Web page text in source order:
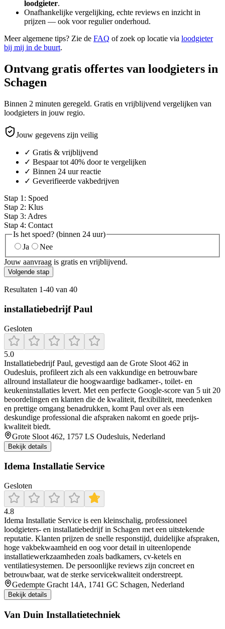
loodgieter.
Onafhankelijke vergelijking, echte reviews en inzicht in
prijzen — ook voor regulier onderhoud.
Meer algemene tips? Zie de FAQ of zoek op locatie via loodgieter
bij mij in de buurt.
Ontvang gratis offertes van loodgieters in
Schagen
Binnen 2 minuten geregeld. Gratis en vrijblijvend vergelijken van
loodgieters in jouw regio.
Jouw gegevens zijn veilig
✓ Gratis & vrijblijvend
✓ Bespaar tot 40% door te vergelijken
✓ Binnen 24 uur reactie
✓ Geverifieerde vakbedrijven
Stap 1 : Spoed
Stap 2: Klus
Stap 3: Adres
Stap 4: Contact
Is het spoed? (binnen 24 uur)
Ja
Nee
Jouw aanvraag is gratis en vrijblijvend.
Volgende stap
Resultaten 1-40 van 40
installatiebedrijf Paul
Gesloten
5.0
Installatiebedrijf Paul, gevestigd aan de Grote Sloot 462 in
Oudesluis, profileert zich als een vakkundige en betrouwbare
allround installateur die hoogwaardige badkamer-, toilet- en
keukeninstallaties levert. Met een perfecte Google-score van 5 uit 20
beoordelingen en klanten die de kwaliteit, flexibiliteit, meedenken
en prettige omgang benadrukken, komt Paul over als een
deskundige professional die afspraken nakomt en goede prijs-
kwaliteit biedt.
Grote Sloot 462, 1757 LS Oudesluis, Nederland
Bekijk details
Idema Installatie Service
Gesloten
4.8
Idema Installatie Service is een kleinschalig, professioneel
loodgieters- en installatiebedrijf in Schagen met een uitstekende
reputatie. Klanten prijzen de snelle responstijd, duidelijke afspraken,
hoge vakbekwaamheid en oog voor detail in uiteenlopende
installatiewerkzaamheden zoals badkamers, cv-ketels en
ventilatiesystemen. De persoonlijke reviews zijn concreet en
betrouwbaar, wat de sterke servicekwaliteit onderstreept.
Gedempte Gracht 14A, 1741 GC Schagen, Nederland
Bekijk details
Van Duin Installatietechniek